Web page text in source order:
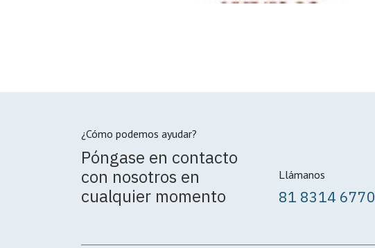
¿Cómo podemos ayudar?
Póngase en contacto
con nosotros en
cualquier momento
Llámanos
81 8314 6770